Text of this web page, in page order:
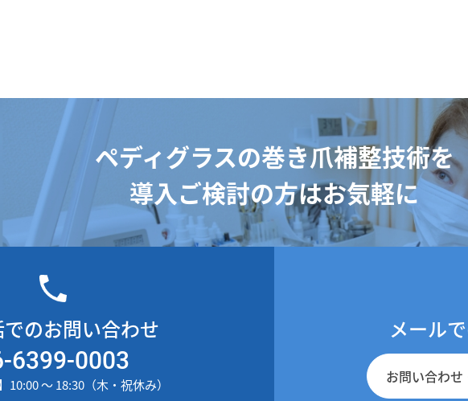
ペディグラスの巻き爪補整技術を
導入ご検討の方はお気軽に
のお問い合わせ
6399-0003
10:00 ～ 18:30（木・祝休み）
メール
お問い合わせ